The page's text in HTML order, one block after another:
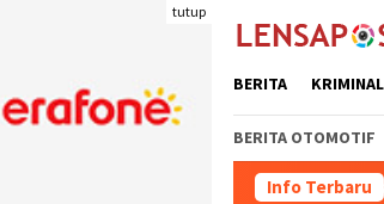
tutup
BERITA KRIMINAL
BERITA OTOMOTIF
Info Terbaru
Rutan Kelas IIB Raba Bima